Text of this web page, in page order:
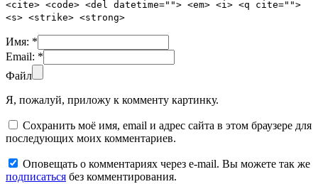
<cite> <code> <del datetime=""> <em> <i> <q cite="">
<s> <strike> <strong>
Имя: *
Email: *
Файл
Я, пожалуй, приложу к комменту картинку.
Сохранить моё имя, email и адрес сайта в этом браузере для
последующих моих комментариев.
Оповещать о комментариях через e-mail. Вы можете так же
подписаться без комментирования.